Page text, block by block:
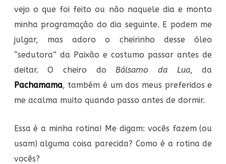
vejo o que foi feito ou não naquele dia e monto
minha programação do dia seguinte. E podem me
julgar, mas adoro o cheirinho desse óleo
“sedutora” da Paixão e costumo passar antes de
deitar. O cheiro doBálsamo da Lua, da
Pachamama, também é um dos meus preferidos e
me acalma muito quando passo antes de dormir.
Essa é a minha rotina! Me digam: vocês fazem (ou
usam) alguma coisa parecida? Como é a rotina de
vocês?